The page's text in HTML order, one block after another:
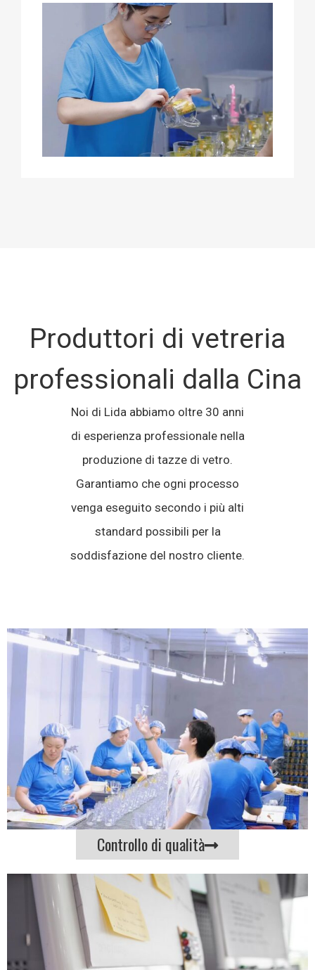
Produttori di vetreria
professionali dalla Cina
Noi di Lida abbiamo oltre 30 anni
di esperienza professionale nella
produzione di tazze di vetro.
Garantiamo che ogni processo
venga eseguito secondo i più alti
standard possibili per la
soddisfazione del nostro cliente.
Controllo di qualità